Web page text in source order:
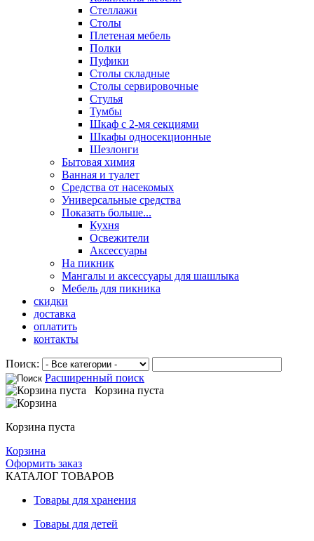
Стеллажи
Столы
Плетеная мебель
Полки
Пуфики
Столы складные
Столы сервировочные
Стулья
Тумбы
Шкаф с 2-мя секциями
Шкафы односекционные
Шезлонги
Бытовая химия
Ванная и туалет
Средства от насекомых
Универсальные средства
Показать больше...
Кухня
Освежители
Аксессуары
На пикник
Мангалы и аксессуары для шашлыка
Мебель для пикника
скидки
доставка
оплатить
контакты
Поиск:
Расширенный поиск
Корзина пуста
Корзина пуста
Корзина
Оформить заказ
КАТАЛОГ ТОВАРОВ
Товары для хранения
Товары для детей